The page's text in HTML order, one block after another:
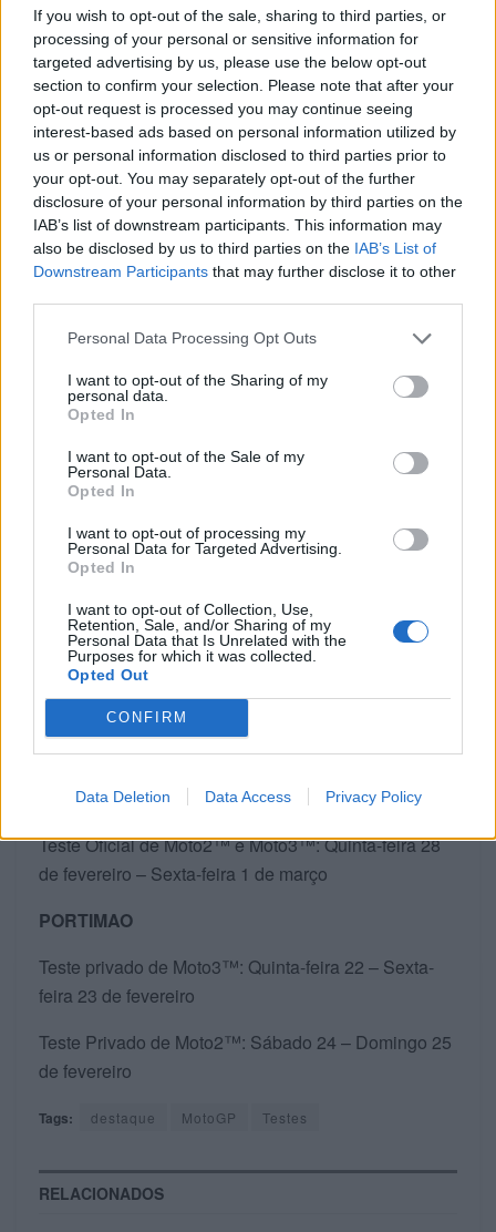
If you wish to opt-out of the sale, sharing to third parties, or
processing of your personal or sensitive information for
targeted advertising by us, please use the below opt-out
section to confirm your selection. Please note that after your
opt-out request is processed you may continue seeing
interest-based ads based on personal information utilized by
us or personal information disclosed to third parties prior to
your opt-out. You may separately opt-out of the further
disclosure of your personal information by third parties on the
IAB’s list of downstream participants. This information may
also be disclosed by us to third parties on the IAB’s List of
Downstream Participants that may further disclose it to other
Personal Data Processing Opt Outs
I want to opt-out of the Sharing of my
personal data.
Opted In
I want to opt-out of the Sale of my
Personal Data.
Opted In
I want to opt-out of processing my
Personal Data for Targeted Advertising.
Opted In
I want to opt-out of Collection, Use,
Retention, Sale, and/or Sharing of my
Personal Data that Is Unrelated with the
Purposes for which it was collected.
Opted Out
CONFIRM
Data Deletion Data Access Privacy Policy
Aí, fábricas, equipas e pilotos começarão a preparar-
se para um 2024 de grande sucesso, em que o
desporto celebrará o seu 75º aniversário, organizará
22 Grandes Prémios em 18 países e iniciará a
transição para um combustível 100% sustentável. Em
2024, o mínimo é de 40% de origem não fóssil.
Datas dos testes de pré-
época de Moto2™ e Moto3™
confirmadas
Um teste oficial combinado de pré-temporada para
as classes Moto2™ e Moto3™ terá lugar no Circuito
de Jerez-Angel Nieto de quarta-feira, 28 de fevereiro,
Serão também realizados dois testes privados,
Portugal. Estes estão divididos por classe.
JEREZ
Teste Oficial de Moto2™ e Moto3™: Quinta-feira 28
de fevereiro – Sexta-feira 1 de março
PORTIMAO
Teste privado de Moto3™: Quinta-feira 22 – Sexta-
feira 23 de fevereiro
Teste Privado de Moto2™: Sábado 24 – Domingo 25
de fevereiro
Tags: destaque MotoGP Testes
RELACIONADOS